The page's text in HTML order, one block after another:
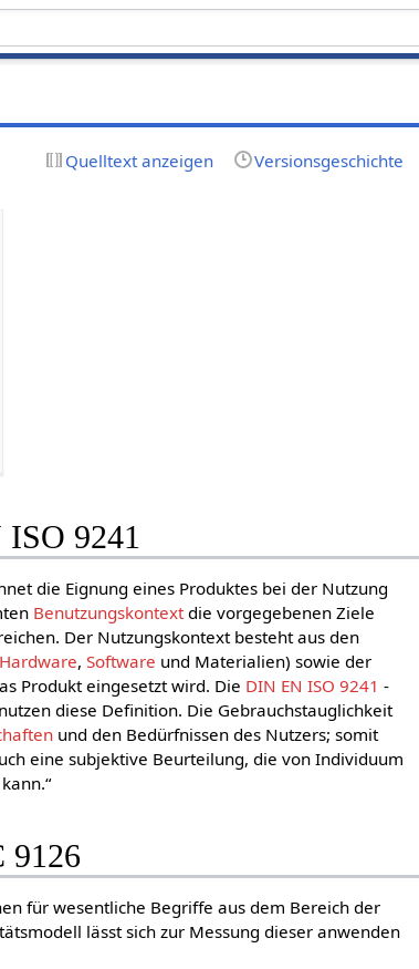
Quelltext anzeigen Versionsgeschichte
9241
die Eignung eines Produktes bei der Nutzung
Benutzungskontextdie vorgegebenen Ziele
Der Nutzungskontext besteht aus den
Hardware,Software und Materialien) sowie der
Produkt eingesetzt wird. Die DIN EN ISO 9241 -
diese Definition. Die Gebrauchstauglichkeit
und den Bedürfnissen des Nutzers; somit
eine subjektive Beurteilung, die von Individuum
9126
für wesentliche Begriffe aus dem Bereich der
lässt sich zur Messung dieser anwenden